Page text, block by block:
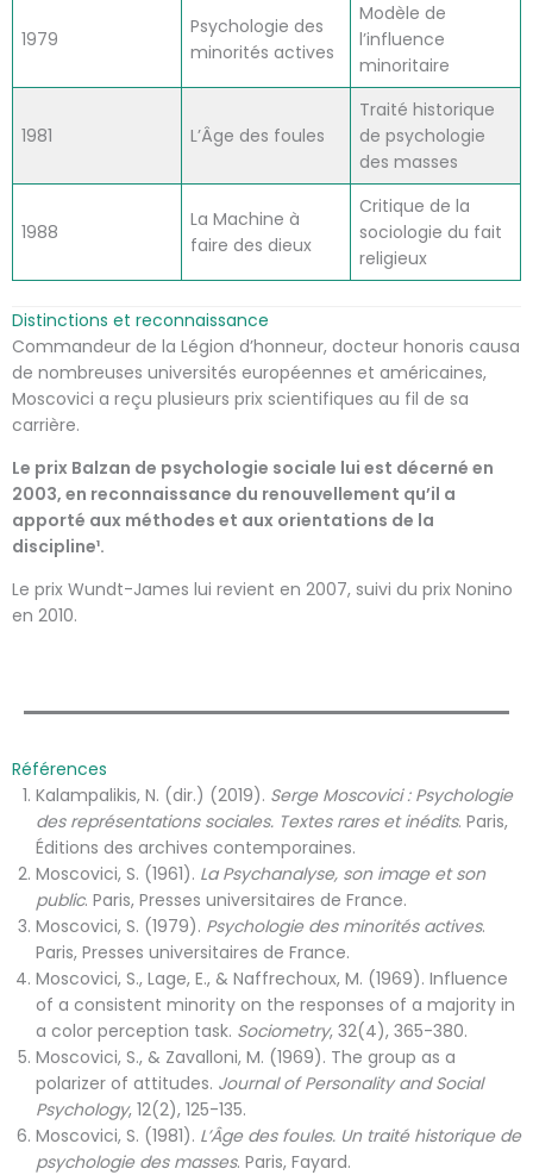
1979
Psychologie des
minorités actives
Modèle de
l’influence
minoritaire
1981 L’Âge des foules
Traité historique
de psychologie
des masses
1988
La Machine à
faire des dieux
Critique de la
sociologie du fait
religieux
Distinctions et reconnaissance
Commandeur de la Légion d’honneur, docteur honoris causa
de nombreuses universités européennes et américaines,
Moscovici a reçu plusieurs prix scientifiques au fil de sa
carrière.
Le prix Balzan de psychologie sociale lui est décerné en
2003, en reconnaissance du renouvellement qu’il a
apporté aux méthodes et aux orientations de la
discipline¹.
Le prix Wundt-James lui revient en 2007, suivi du prix Nonino
en 2010.
Références
Kalampalikis, N. (dir.) (2019). Serge Moscovici : Psychologie
des représentations sociales. Textes rares et inédits. Paris,
Éditions des archives contemporaines.
Moscovici, S. (1961). La Psychanalyse, son image et son
public. Paris, Presses universitaires de France.
Moscovici, S. (1979). Psychologie des minorités actives.
Paris, Presses universitaires de France.
Moscovici, S., Lage, E., & Naffrechoux, M. (1969). Influence
of a consistent minority on the responses of a majority in
a color perception task. Sociometry, 32(4), 365-380.
Moscovici, S., & Zavalloni, M. (1969). The group as a
polarizer of attitudes. Journal of Personality and Social
Psychology, 12(2), 125-135.
Moscovici, S. (1981). L’Âge des foules. Un traité historique de
psychologie des masses. Paris, Fayard.